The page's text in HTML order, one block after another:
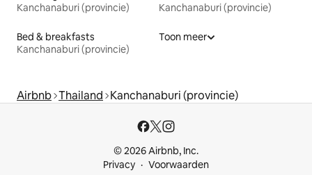
Kanchanaburi (provincie)
Kanchanaburi (provincie)
Bed & breakfasts
Kanchanaburi (provincie)
Toon meer
Airbnb Thailand Kanchanaburi (provincie)
© 2026 Airbnb, Inc.
Privacy
Voorwaarden